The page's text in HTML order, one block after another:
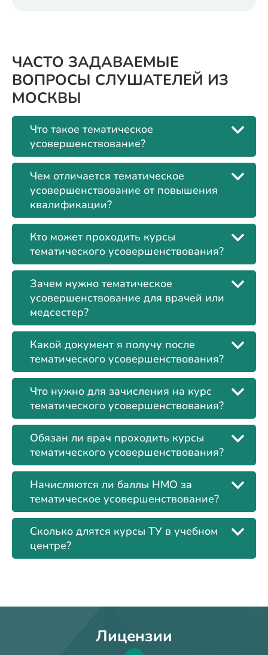
ЧАСТО ЗАДАВАЕМЫЕ
ВОПРОСЫ СЛУШАТЕЛЕЙ ИЗ
МОСКВЫ
Что такое тематическое
усовершенствование?
Чем отличается тематическое
усовершенствование от повышения
квалификации?
Кто может проходить курсы
тематического усовершенствования?
Зачем нужно тематическое
усовершенствование для врачей или
медсестер?
Какой документ я получу после
тематического усовершенствования?
Что нужно для зачисления на курс
тематического усовершенствования?
Обязан ли врач проходить курсы
тематического усовершенствования?
Начисляются ли баллы НМО за
тематическое усовершенствование?
Сколько длятся курсы ТУ в учебном
центре?
Лицензии